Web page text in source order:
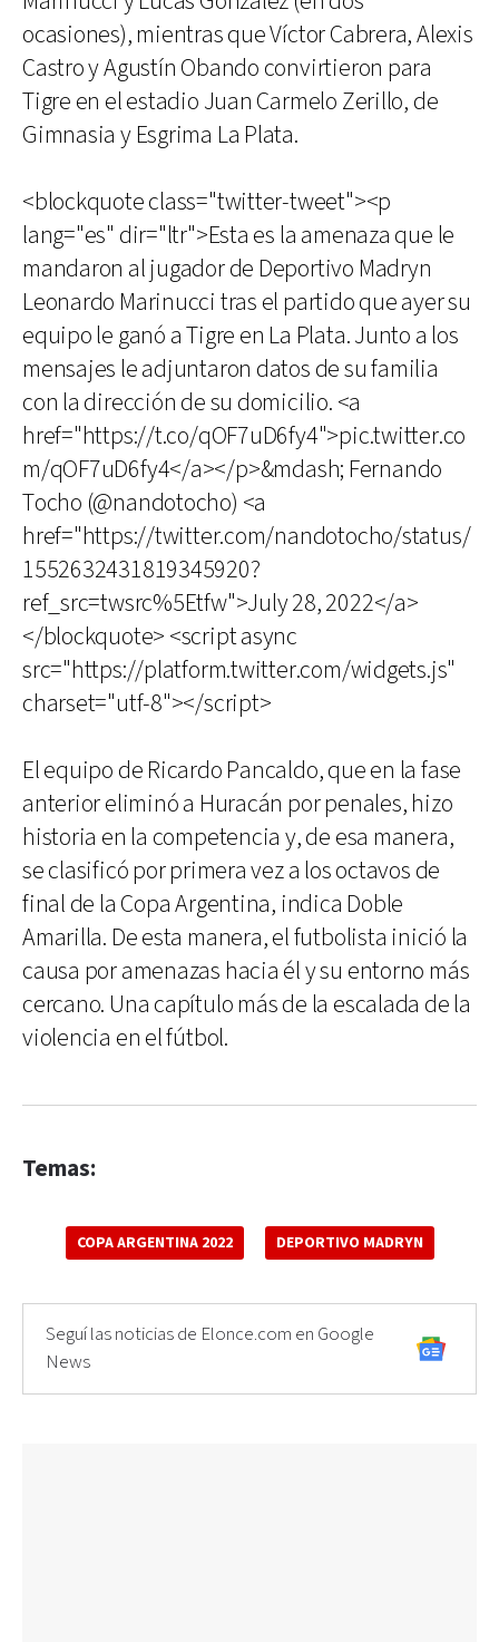
ocasiones), mientras que Víctor Cabrera, Alexis
Castro y Agustín Obando convirtieron para
Tigre en el estadio Juan Carmelo Zerillo, de
Gimnasia y Esgrima La Plata.
<blockquote class="twitter-tweet"><p
lang="es" dir="ltr">Esta es la amenaza que le
mandaron al jugador de Deportivo Madryn
Leonardo Marinucci tras el partido que ayer su
equipo le ganó a Tigre en La Plata. Junto a los
mensajes le adjuntaron datos de su familia
con la dirección de su domicilio. <a
href="https://t.co/qOF7uD6fy4">pic.twitter.co
m/qOF7uD6fy4</a></p>&mdash; Fernando
Tocho (@nandotocho) <a
href="https://twitter.com/nandotocho/status/
1552632431819345920?
ref_src=twsrc%5Etfw">July 28, 2022</a>
</blockquote> <script async
src="https://platform.twitter.com/widgets.js"
charset="utf-8"></script>
El equipo de Ricardo Pancaldo, que en la fase
anterior eliminó a Huracán por penales, hizo
historia en la competencia y, de esa manera,
se clasificó por primera vez a los octavos de
final de la Copa Argentina, indica Doble
Amarilla. De esta manera, el futbolista inició la
causa por amenazas hacia él y su entorno más
cercano. Una capítulo más de la escalada de la
violencia en el fútbol.
Temas:
COPA ARGENTINA 2022 DEPORTIVO MADRYN
Seguí las noticias de Elonce.com en Google
News